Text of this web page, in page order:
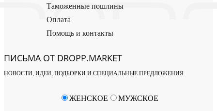
Таможенные пошлины
Оплата
Помощь и контакты
ПИСЬМА ОТ DROPP.MARKET
НОВОСТИ, ИДЕИ, ПОДБОРКИ И СПЕЦИАЛЬНЫЕ ПРЕДЛОЖЕНИЯ
ЖЕНСКОЕ МУЖСКОЕ